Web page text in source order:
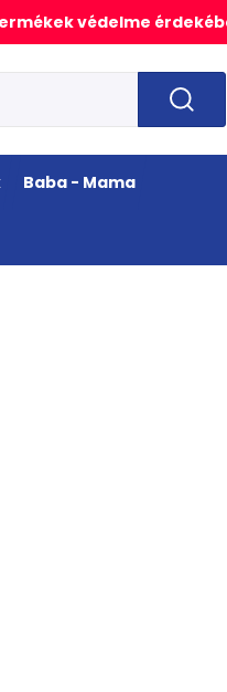
védelme
Baba - Mama